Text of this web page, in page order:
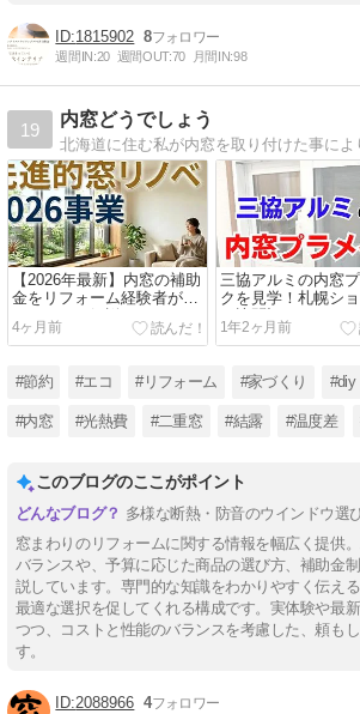
1815902 8
週間IN:20 週間OUT:70 月間IN:98
19
内窓どうでしょう
【2026年最新】内窓の補助
金をリフォーム経験者がわ
かりやすく解説
4ヶ月前
三協アルミの内窓
クを見学！札幌シ
ム訪問記
1年2ヶ月前
#節約 #エコ #リフォーム #家づくり #diy
#内窓 #光熱費 #二重窓 #結露 #温度差
このブログのここがポイント
多様な断熱・防音のウインドウ選
窓まわりのリフォームに関する情報を幅広く提供
バランスや、予算に応じた商品の選び方、補助金
説しています。専門的な知識をわかりやすく伝え
最適な選択を促してくれる構成です。実体験や最
つつ、コストと性能のバランスを考慮した、頼も
す。
2088966 4